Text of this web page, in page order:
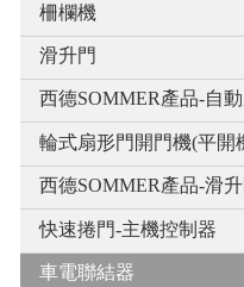
柵欄機
滑升門
西德SOMMER產品-自
輪式扇形門開門機(平開
西德SOMMER產品-滑
快速捲門-主機控制器
車電聯結器